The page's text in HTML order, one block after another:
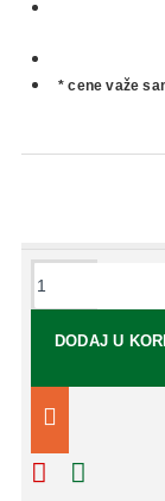
* cene važe
DODAJ U
NIVEA
Iskoristite